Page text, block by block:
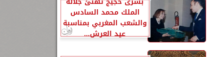
الملك محمد السادس
والشعب المغربي بمناسبة
عيد العرش...